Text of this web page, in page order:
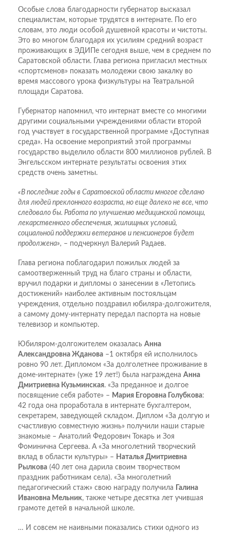
Особые слова благодарности губернатор высказал
специалистам, которые трудятся в интернате. По его
словам, это люди особой душевной красоты и чистоты.
Это во многом благодаря их усилиям средний возраст
проживающих в ЭДИПе сегодня выше, чем в среднем по
Саратовской области. Глава региона пригласил местных
«спортсменов» показать молодежи свою закалку во
время массового урока физкультуры на Театральной
площади Саратова.
Губернатор напомнил, что интернат вместе со многими
другими социальными учреждениями области второй
год участвует в государственной программе «Доступная
среда». На освоение мероприятий этой программы
государство выделило области 800 миллионов рублей. В
Энгельсском интернате результаты освоения этих
средств очень заметны.
«В последние годы в Саратовской области многое сделано
для людей преклонного возраста, но еще далеко не все, что
следовало бы. Работа по улучшению медицинской помощи,
лекарственного обеспечения, жилищных условий,
социальной поддержки ветеранов и пенсионеров будет
продолжена», – подчеркнул Валерий Радаев.
Глава региона поблагодарил пожилых людей за
самоотверженный труд на благо страны и области,
вручил подарки и дипломы о занесении в «Летопись
достижений» наиболее активным постояльцам
учреждения, отдельно поздравил юбиляра-долгожителя,
а самому дому-интернату передал паспорта на новые
телевизор и компьютер.
Юбиляром-долгожителем оказалась Анна
Александровна Жданова –1 октября ей исполнилось
ровно 90 лет. Дипломом «За долголетнее проживание в
доме-интернате» (уже 19 лет!) была награждена Анна
Дмитриевна Кузьминская. «За преданное и долгое
посвящение себя работе» – Мария Егоровна Голубкова:
42 года она проработала в интернате бухгалтером,
секретарем, заведующей складом. Диплом «За долгую и
счастливую совместную жизнь» получили наши старые
знакомые – Анатолий Федорович Токарь и Зоя
Фоминична Сергеева. А «За многолетний творческий
вклад в области культуры» – Наталья Дмитриевна
Рылкова (40 лет она дарила своим творчеством
праздник работникам села). «За многолетний
педагогический стаж» свою награду получила
Галина
Ивановна Мельник, также четыре десятка лет учившая
грамоте детей в начальной школе.
… И совсем не наивными показались стихи одного из